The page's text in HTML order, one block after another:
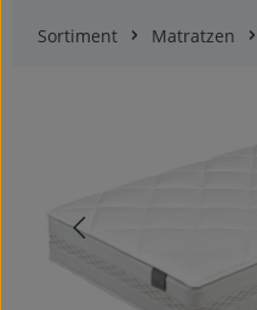
Sortiment Matratzen